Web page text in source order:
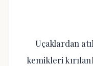
Uçaklardan
kemikleri